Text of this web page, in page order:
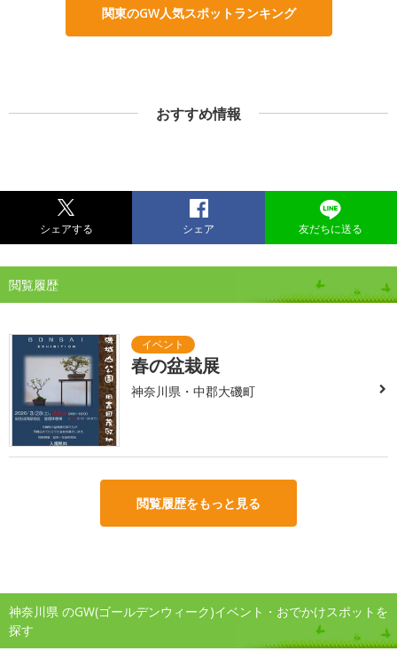
関東のGW人気スポットランキング
おすすめ情報
シェアする シェア 友だちに送る
閲覧履歴
春の盆栽展
神奈川県・中郡大磯町
閲覧履歴をもっと見る
神奈川県 のGW(ゴールデンウィーク)イベント・おでかけスポットを
探す